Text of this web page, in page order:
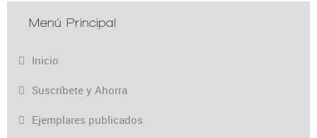
Menú Principal
Inicio
Suscríbete y Ahorra
Ejemplares publicados